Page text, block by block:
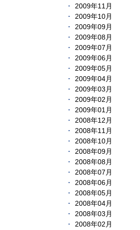
2009年11月
2009年10月
2009年09月
2009年08月
2009年07月
2009年06月
2009年05月
2009年04月
2009年03月
2009年02月
2009年01月
2008年12月
2008年11月
2008年10月
2008年09月
2008年08月
2008年07月
2008年06月
2008年05月
2008年04月
2008年03月
2008年02月